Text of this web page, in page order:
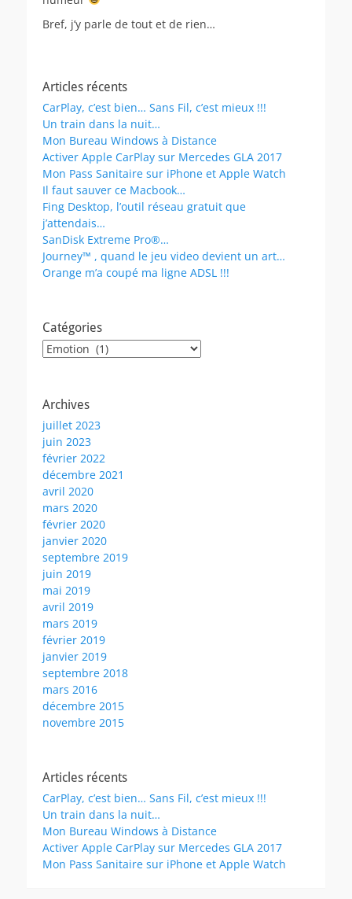
Bref, j’y parle de tout et de rien…
Articles récents
CarPlay, c’est bien… Sans Fil, c’est mieux !!!
Un train dans la nuit…
Mon Bureau Windows à Distance
Activer Apple CarPlay sur Mercedes GLA 2017
Mon Pass Sanitaire sur iPhone et Apple Watch
Il faut sauver ce Macbook…
Fing Desktop, l’outil réseau gratuit que
j’attendais…
SanDisk Extreme Pro®…
Journey™ , quand le jeu video devient un art…
Orange m’a coupé ma ligne ADSL !!!
Catégories
Catégories
Archives
juillet 2023
juin 2023
février 2022
décembre 2021
avril 2020
mars 2020
février 2020
janvier 2020
septembre 2019
juin 2019
mai 2019
avril 2019
mars 2019
février 2019
janvier 2019
septembre 2018
mars 2016
décembre 2015
novembre 2015
Articles récents
CarPlay, c’est bien… Sans Fil, c’est mieux !!!
Un train dans la nuit…
Mon Bureau Windows à Distance
Activer Apple CarPlay sur Mercedes GLA 2017
Mon Pass Sanitaire sur iPhone et Apple Watch